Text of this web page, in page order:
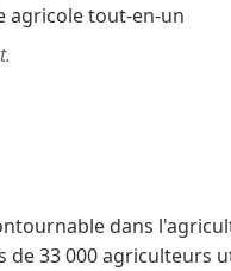
dans
de 33 000 agriculteurs